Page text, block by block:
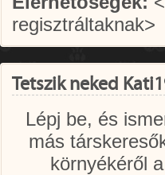
regisztráltaknak>
Tetszik neked
Lépj be, és
más
környékéről